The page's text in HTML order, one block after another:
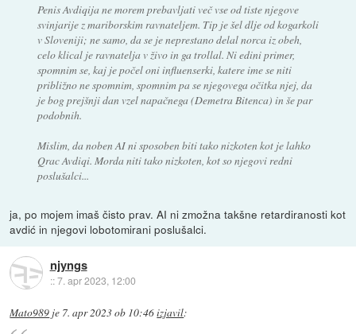
Penis Avdiqija ne morem prebavljati več vse od tiste njegove
svinjarije z mariborskim ravnateljem. Tip je šel dlje od kogarkoli
v Sloveniji; ne samo, da se je neprestano delal norca iz obeh,
celo klical je ravnatelja v živo in ga trollal. Ni edini primer,
spomnim se, kaj je počel oni influenserki, katere ime se niti
približno ne spomnim, spomnim pa se njegovega očitka njej, da
je bog prejšnji dan vzel napačnega (Demetra Bitenca) in še par
podobnih.
Mislim, da noben AI ni sposoben biti tako nizkoten kot je lahko
Qrac Avdiqi. Morda niti tako nizkoten, kot so njegovi redni
poslušalci...
ja, po mojem imaš čisto prav. AI ni zmožna takšne retardiranosti kot
avdić in njegovi lobotomirani poslušalci.
njyngs
::7. apr 2023, 12:00
Mato989 je 7. apr 2023 ob 10:46izjavil: